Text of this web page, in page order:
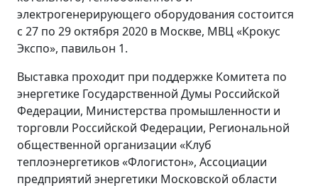
электрогенерирующего оборудования состоится
с 27 по 29 октября 2020 в Москве, МВЦ «Крокус
Экспо», павильон 1.
Выставка проходит при поддержке Комитета по
энергетике Государственной Думы Российской
Федерации, Министерства промышленности и
торговли Российской Федерации, Региональной
общественной организации «Клуб
теплоэнергетиков «Флогистон», Ассоциации
предприятий энергетики Московской области